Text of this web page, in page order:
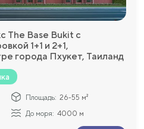
The Base Bukit с
1+1 и 2+1,
города Пхукет, Таиланд
Площадь: 26-55 м²
До моря: 4000 м